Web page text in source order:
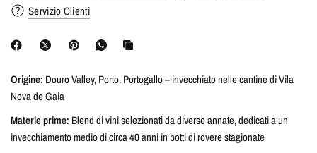
Servizio Clienti
Origine: Douro Valley, Porto, Portogallo – invecchiato nelle cantine di Vila
Nova de Gaia
Materie prime: Blend di vini selezionati da diverse annate, dedicati a un
invecchiamento medio di circa 40 anni in botti di rovere stagionate